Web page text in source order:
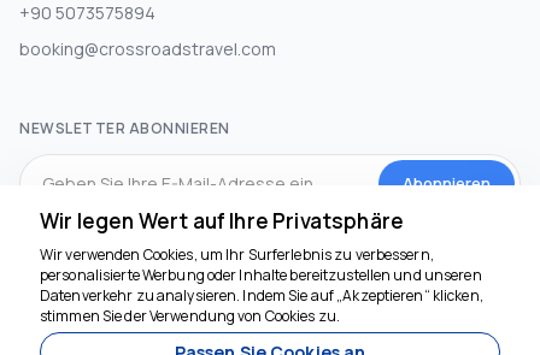
+90 5073575894
booking@crossroadstravel.com
NEWSLETTER ABONNIEREN
Abonnieren
SOZIALEN MEDIEN
Wir legen Wert auf Ihre Privatsphäre
Wir verwenden Cookies, um Ihr Surferlebnis zu verbessern,
personalisierte Werbung oder Inhalte bereitzustellen und unseren
Datenverkehr zu analysieren. Indem Sie auf „Akzeptieren“ klicken,
stimmen Sie der Verwendung von Cookies zu.